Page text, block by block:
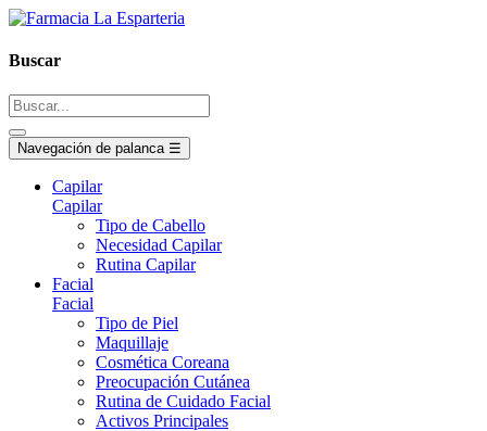
Buscar
Navegación de palanca ☰
Capilar
Capilar
Tipo de Cabello
Necesidad Capilar
Rutina Capilar
Facial
Facial
Tipo de Piel
Maquillaje
Cosmética Coreana
Preocupación Cutánea
Rutina de Cuidado Facial
Activos Principales